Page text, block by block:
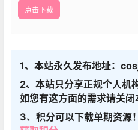
点击下载
1、本站永久发布地址：
2、本站只分享正规个人机
如您有这方面的需求请关闭
3、积分可以下载单期资源